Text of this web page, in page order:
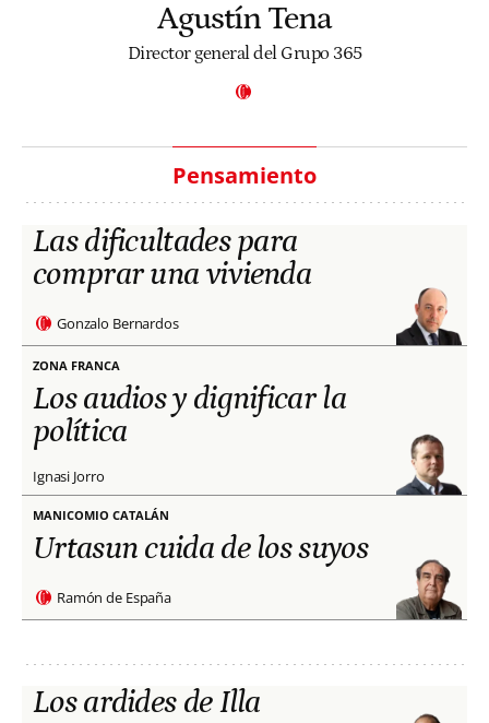
Agustín Tena
Director general del Grupo 365
Pensamiento
Las dificultades para
comprar una vivienda
Gonzalo Bernardos
ZONA FRANCA
Los audios y dignificar la
política
Ignasi Jorro
MANICOMIO CATALÁN
Urtasun cuida de los suyos
Ramón de España
Los ardides de Illa